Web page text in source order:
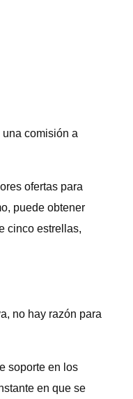
comisión a
ofertas para
puede obtener
cinco estrellas,
no hay razón para
soporte en los
en que se